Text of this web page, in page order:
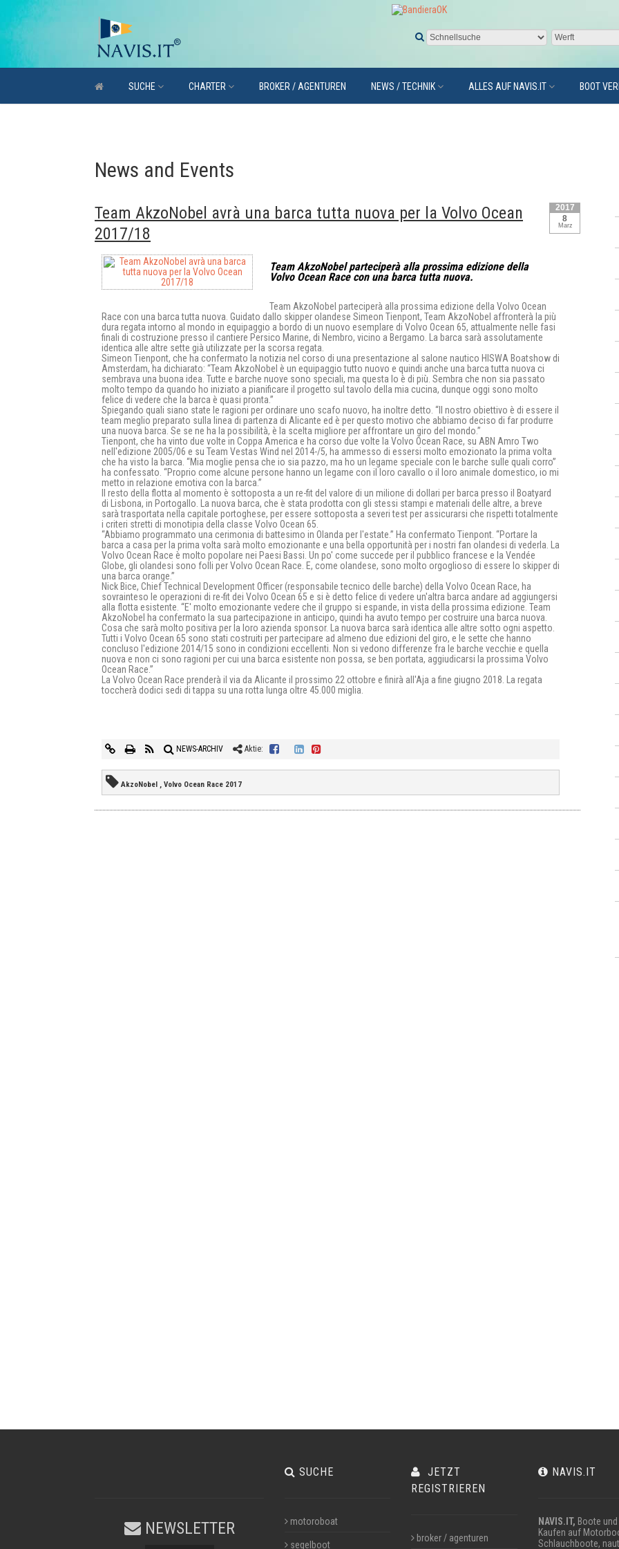
SUCHE CHARTER BROKER / AGENTUREN NEWS / TECHNIK ALLES AUF NAVIS.IT BOOT
News and Events
2017
8
Marz
Team AkzoNobel avrà una barca tutta nuova per la Volvo Ocean
2017/18
Team AkzoNobel parteciperà alla prossima edizione della
Volvo Ocean Race con una barca tutta nuova.
Team AkzoNobel parteciperà alla prossima edizione della Volvo Ocean
Race con una barca tutta nuova. Guidato dallo skipper olandese Simeon Tienpont, Team AkzoNobel affronterà la più
dura regata intorno al mondo in equipaggio a bordo di un nuovo esemplare di Volvo Ocean 65, attualmente nelle fasi
finali di costruzione presso il cantiere Persico Marine, di Nembro, vicino a Bergamo. La barca sarà assolutamente
identica alle altre sette già utilizzate per la scorsa regata.
Simeon Tienpont, che ha confermato la notizia nel corso di una presentazione al salone nautico HISWA Boatshow di
Amsterdam, ha dichiarato: “Team AkzoNobel è un equipaggio tutto nuovo e quindi anche una barca tutta nuova ci
sembrava una buona idea. Tutte e barche nuove sono speciali, ma questa lo è di più. Sembra che non sia passato
molto tempo da quando ho iniziato a pianificare il progetto sul tavolo della mia cucina, dunque oggi sono molto
felice di vedere che la barca è quasi pronta.”
Spiegando quali siano state le ragioni per ordinare uno scafo nuovo, ha inoltre detto. “Il nostro obiettivo è di essere il
team meglio preparato sulla linea di partenza di Alicante ed è per questo motivo che abbiamo deciso di far produrre
una nuova barca. Se se ne ha la possibilità, è la scelta migliore per affrontare un giro del mondo.”
Tienpont, che ha vinto due volte in Coppa America e ha corso due volte la Volvo Ocean Race, su ABN Amro Two
nell'edizione 2005/06 e su Team Vestas Wind nel 2014-/5, ha ammesso di essersi molto emozionato la prima volta
che ha visto la barca. “Mia moglie pensa che io sia pazzo, ma ho un legame speciale con le barche sulle quali corro”
ha confessato. “Proprio come alcune persone hanno un legame con il loro cavallo o il loro animale domestico, io mi
metto in relazione emotiva con la barca.”
Il resto della flotta al momento è sottoposta a un re-fit del valore di un milione di dollari per barca presso il Boatyard
di Lisbona, in Portogallo. La nuova barca, che è stata prodotta con gli stessi stampi e materiali delle altre, a breve
sarà trasportata nella capitale portoghese, per essere sottoposta a severi test per assicurarsi che rispetti totalmente
i criteri stretti di monotipia della classe Volvo Ocean 65.
“Abbiamo programmato una cerimonia di battesimo in Olanda per l'estate.” Ha confermato Tienpont. “Portare la
barca a casa per la prima volta sarà molto emozionante e una bella opportunità per i nostri fan olandesi di vederla. La
Volvo Ocean Race è molto popolare nei Paesi Bassi. Un po' come succede per il pubblico francese e la Vendée
Globe, gli olandesi sono folli per Volvo Ocean Race. E, come olandese, sono molto orgoglioso di essere lo skipper di
una barca orange.”
Nick Bice, Chief Technical Development Officer (responsabile tecnico delle barche) della Volvo Ocean Race, ha
sovrainteso le operazioni di re-fit dei Volvo Ocean 65 e si è detto felice di vedere un'altra barca andare ad aggiungersi
alla flotta esistente. “E' molto emozionante vedere che il gruppo si espande, in vista della prossima edizione. Team
AkzoNobel ha confermato la sua partecipazione in anticipo, quindi ha avuto tempo per costruire una barca nuova.
Cosa che sarà molto positiva per la loro azienda sponsor. La nuova barca sarà identica alle altre sotto ogni aspetto.
Tutti i Volvo Ocean 65 sono stati costruiti per partecipare ad almeno due edizioni del giro, e le sette che hanno
concluso l'edizione 2014/15 sono in condizioni eccellenti. Non si vedono differenze fra le barche vecchie e quella
nuova e non ci sono ragioni per cui una barca esistente non possa, se ben portata, aggiudicarsi la prossima Volvo
Ocean Race.”
La Volvo Ocean Race prenderà il via da Alicante il prossimo 22 ottobre e finirà all'Aja a fine giugno 2018. La regata
toccherà dodici sedi di tappa su una rotta lunga oltre 45.000 miglia.
NEWS-ARCHIV Aktie:
AkzoNobel , Volvo Ocean Race 2017
NEWSLETTER
SUCHE
motoroboat
segelboot
JETZT
REGISTRIEREN
broker / agenturen
NAVIS.IT
NAVIS.IT, Boote
Kaufen auf
Schlauchboote,